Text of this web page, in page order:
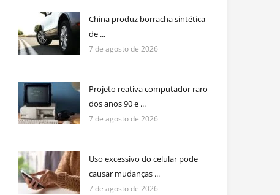
China produz borracha sintética
de ...
7 de agosto de 2026
Projeto reativa computador raro
dos anos 90 e ...
7 de agosto de 2026
Uso excessivo do celular pode
causar mudanças ...
7 de agosto de 2026